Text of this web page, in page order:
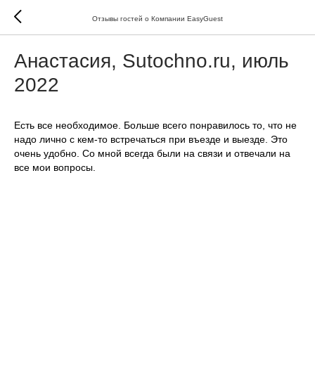
Отзывы гостей о Компании EasyGuest
Анастасия, Sutochno.ru, июль
2022
Есть все необходимое. Больше всего понравилось то, что не
надо лично с кем-то встречаться при въезде и выезде. Это
очень удобно. Со мной всегда были на связи и отвечали на
все мои вопросы.